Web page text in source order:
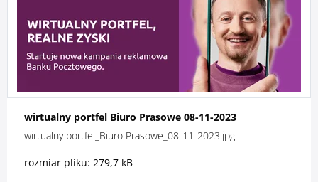
wirtualny portfel Biuro Prasowe 08-11-2023
wirtualny portfel_Biuro Prasowe_08-11-2023.jpg
rozmiar pliku: 279,7 kB